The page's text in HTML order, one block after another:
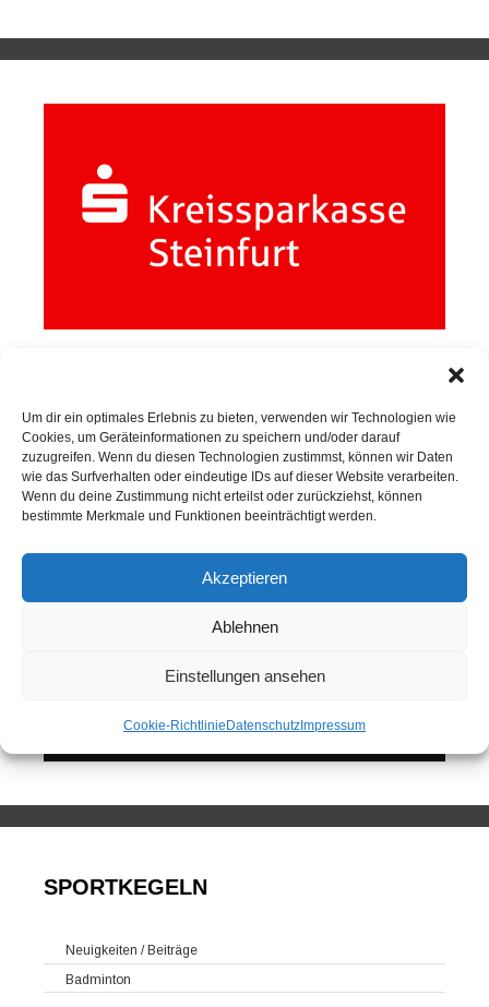
Um dir ein optimales Erlebnis zu bieten, verwenden wir Technologien wie
Cookies, um Geräteinformationen zu speichern und/oder darauf
zuzugreifen. Wenn du diesen Technologien zustimmst, können wir Daten
wie das Surfverhalten oder eindeutige IDs auf dieser Website verarbeiten.
Wenn du deine Zustimmung nicht erteilst oder zurückziehst, können
bestimmte Merkmale und Funktionen beeinträchtigt werden.
Akzeptieren
Ablehnen
Einstellungen ansehen
Cookie-Richtlinie Datenschutz Impressum
SPORTKEGELN
SPORTKEGELN
Neuigkeiten / Beiträge
Badminton